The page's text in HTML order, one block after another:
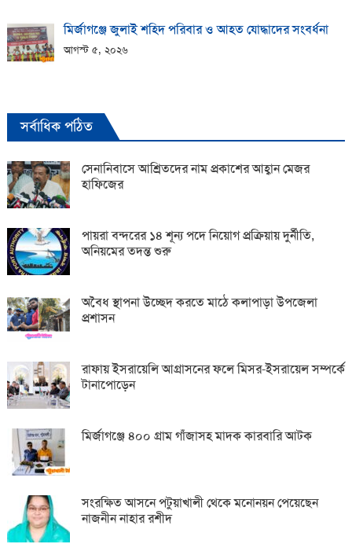
মির্জাগঞ্জে জুলাই শহিদ পরিবার ও আহত যোদ্ধাদের সংবর্ধনা
আগস্ট ৫, ২০২৬
সর্বাধিক পঠিত
সেনানিবাসে আশ্রিতদের নাম প্রকাশের আহ্বান মেজর
হাফিজের
পায়রা বন্দরের ১৪ শূন্য পদে নিয়োগ প্রক্রিয়ায় দুর্নীতি,
অনিয়মের তদন্ত শুরু
অবৈধ স্থাপনা উচ্ছেদ করতে মাঠে কলাপাড়া উপজেলা
প্রশাসন
রাফায় ইসরায়েলি আগ্রাসনের ফলে মিসর-ইসরায়েল সম্পর্কে
টানাপোড়েন
মির্জাগঞ্জে ৪০০ গ্রাম গাঁজাসহ মাদক কারবারি আটক
সংরক্ষিত আসনে পটুয়াখালী থেকে মনোনয়ন পেয়েছেন
নাজনীন নাহার রশীদ